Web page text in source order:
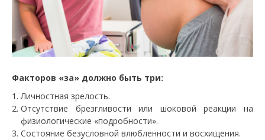
Факторов «за» должно быть три:
Личностная зрелость.
Отсутствие брезгливости или шоковой реакции на
физиологические «подробности».
Состояние безусловной влюбленности и восхищения.